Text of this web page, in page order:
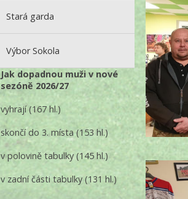
Stará garda
Výbor Sokola
Jak dopadnou muži v nové
sezóně 2026/27
vyhrají(167 hl.)
skončí do 3. místa(153 hl.)
v polovině tabulky(145 hl.)
v zadní části tabulky (131 hl.)